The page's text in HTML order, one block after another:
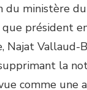
ministère
président
Najat
la
comme une